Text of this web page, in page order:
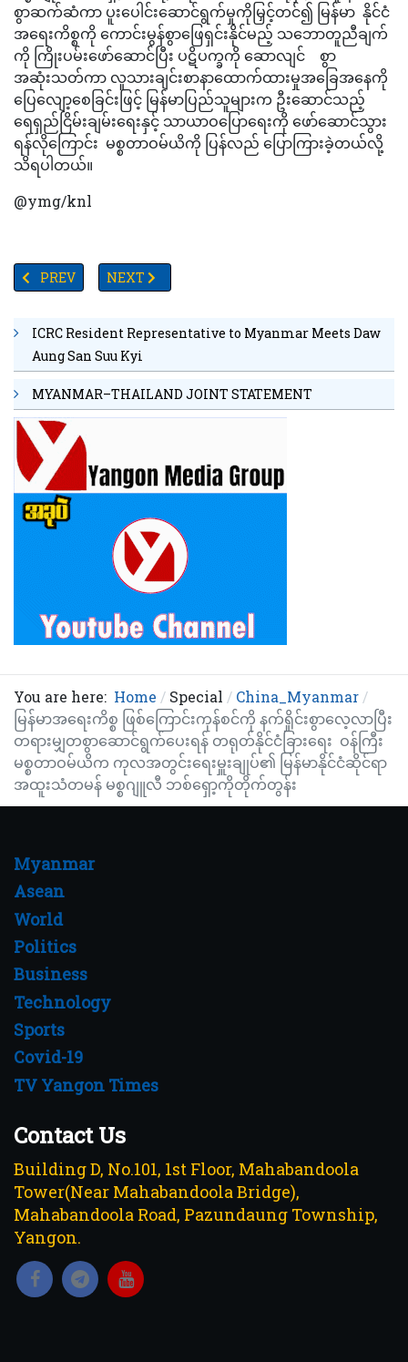
စွာဆက်ဆံကာ ပူးပေါင်းဆောင်ရွက်မှုကိုမြှင့်တင်၍ မြန်မာ နိုင်ငံ
အရေးကိစ္စကို ကောင်းမွန်စွာဖြေရှင်းနိုင်မည့် သဘောတူညီချက်
ကို ကြိုးပမ်းဖော်ဆောင်ပြီး ပဋိပက္ခကို ဆောလျင် စွာ
အဆုံးသတ်ကာ လူသားချင်းစာနာထောက်ထားမှုအခြေအနေကို
ပြေလျော့စေခြင်းဖြင့် မြန်မာပြည်သူများက ဦးဆောင်သည့်
ရေရှည်ငြိမ်းချမ်းရေးနှင့် သာယာဝပြောရေးကို ဖော်ဆောင်သွား
ရန်လိုကြောင်း မစ္စတာဝမ်ယိကို ပြန်လည် ပြောကြားခဲ့တယ်လို့
သိရပါတယ်။
@ymg/knl
PREVIOUS ARTICLE: မြန်မာ့အရေး ကုလ၏အပြုသဘောအခန်
PREV NEXT ARTICLE: ဖိလစ်ပိုင်ကမ်းခြေစောင့်တပ်ရ
NEXT
ICRC Resident Representative to Myanmar Meets Daw
Aung San Suu Kyi
MYANMAR–THAILAND JOINT STATEMENT
You are here: Home Special
China_Myanmar
မြန်မာအရေးကိစ္စ ဖြစ်ကြောင်းကုန်စင်ကို နက်ရှိုင်းစွာလေ့လာပြီး
တရားမျှတစွာဆောင်ရွက်ပေးရန် တရုတ်နိုင်ငံခြားရေး ဝန်ကြီး
မစ္စတာဝမ်ယိက ကုလအတွင်းရေးမှူးချုပ်၏ မြန်မာနိုင်ငံဆိုင်ရာ
အထူးသံတမန် မစ္စဂျူလီ ဘစ်ရှော့ကိုတိုက်တွန်း
Myanmar
Asean
World
Politics
Business
Technology
Sports
Covid-19
TV Yangon Times
Contact Us
Building D, No.101, 1st Floor, Mahabandoola
Tower(Near Mahabandoola Bridge),
Mahabandoola Road, Pazundaung Township,
Yangon.